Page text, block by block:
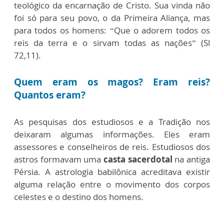
teológico da encarnação de Cristo. Sua vinda não
foi só para seu povo, o da Primeira Aliança, mas
para todos os homens: “Que o adorem todos os
reis da terra e o sirvam todas as nações” (Sl
72,11).
Quem eram os magos? Eram reis?
Quantos eram?
As pesquisas dos estudiosos e a Tradição nos
deixaram algumas informações. Eles eram
assessores e conselheiros de reis. Estudiosos dos
astros formavam uma casta sacerdotal na antiga
Pérsia. A astrologia babilônica acreditava existir
alguma relação entre o movimento dos corpos
celestes e o destino dos homens.